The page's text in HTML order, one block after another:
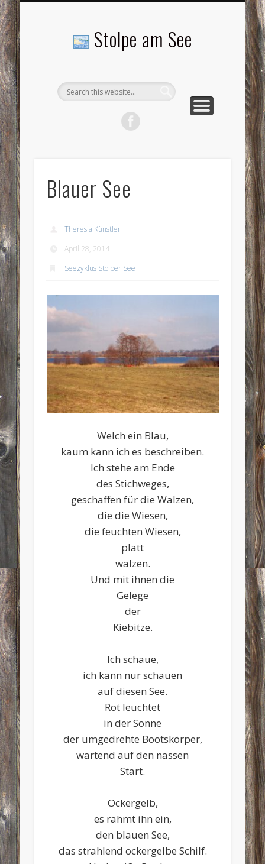
Stolpe am See
Blauer See
Theresia Künstler
April 28, 2014
Seezyklus Stolper See
Welch ein Blau,
kaum kann ich es beschreiben.
Ich stehe am Ende
des Stichweges,
geschaffen für die Walzen,
die die Wiesen,
die feuchten Wiesen,
platt
walzen.
Und mit ihnen die
Gelege
der
Kiebitze.
Ich schaue,
ich kann nur schauen
auf diesen See.
Rot leuchtet
in der Sonne
der umgedrehte Bootskörper,
wartend auf den nassen
Start.
Ockergelb,
es rahmt ihn ein,
den blauen See,
das strahlend ockergelbe Schilf.